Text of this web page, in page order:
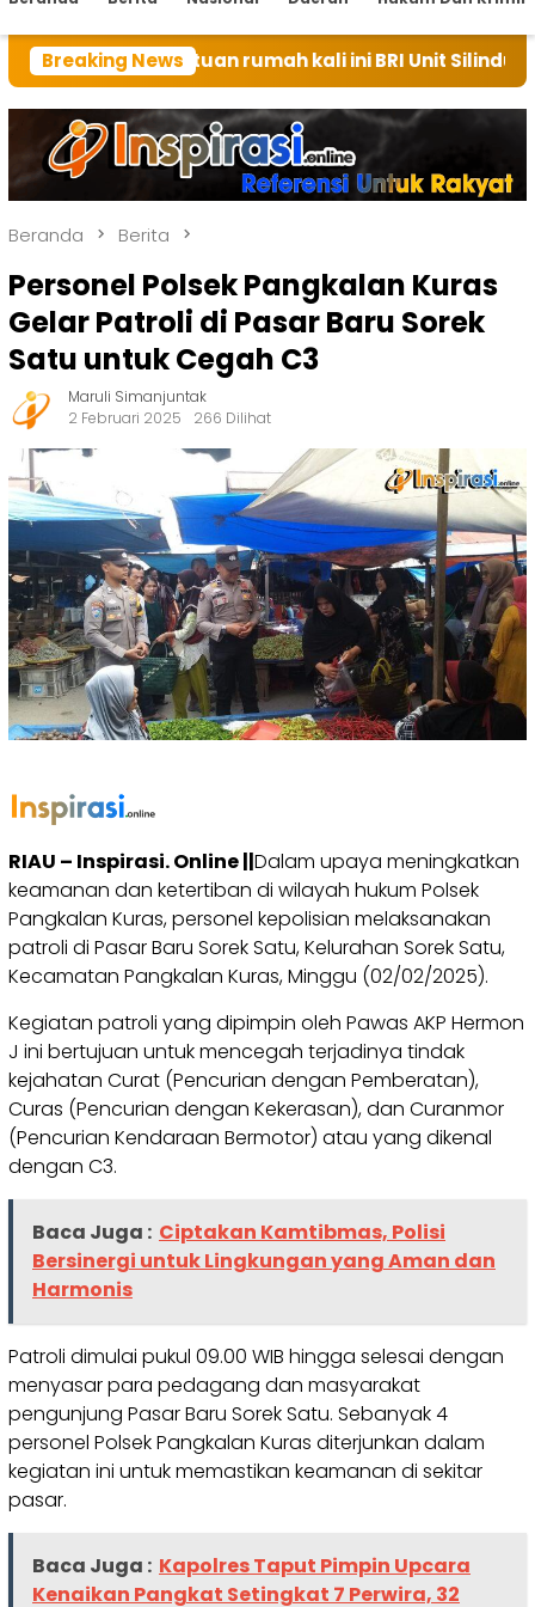
Breaking News
tuan rumah kali ini BRI Unit Silindung Tarutung
Beranda Berita
Personel Polsek Pangkalan Kuras
Gelar Patroli di Pasar Baru Sorek
Satu untuk Cegah C3
Maruli Simanjuntak
2 Februari 2025
266 Dilihat
RIAU – Inspirasi. Online ||Dalam upaya meningkatkan
keamanan dan ketertiban di wilayah hukum Polsek
Pangkalan Kuras, personel kepolisian melaksanakan
patroli di Pasar Baru Sorek Satu, Kelurahan Sorek Satu,
Kecamatan Pangkalan Kuras, Minggu (02/02/2025).
Kegiatan patroli yang dipimpin oleh Pawas AKP Hermon
J ini bertujuan untuk mencegah terjadinya tindak
kejahatan Curat (Pencurian dengan Pemberatan),
Curas (Pencurian dengan Kekerasan), dan Curanmor
(Pencurian Kendaraan Bermotor) atau yang dikenal
dengan C3.
Baca Juga : Ciptakan Kamtibmas, Polisi
Bersinergi untuk Lingkungan yang Aman dan
Harmonis
Patroli dimulai pukul 09.00 WIB hingga selesai dengan
menyasar para pedagang dan masyarakat
pengunjung Pasar Baru Sorek Satu. Sebanyak 4
personel Polsek Pangkalan Kuras diterjunkan dalam
kegiatan ini untuk memastikan keamanan di sekitar
pasar.
Baca Juga : Kapolres Taput Pimpin Upcara
Kenaikan Pangkat Setingkat 7 Perwira, 32